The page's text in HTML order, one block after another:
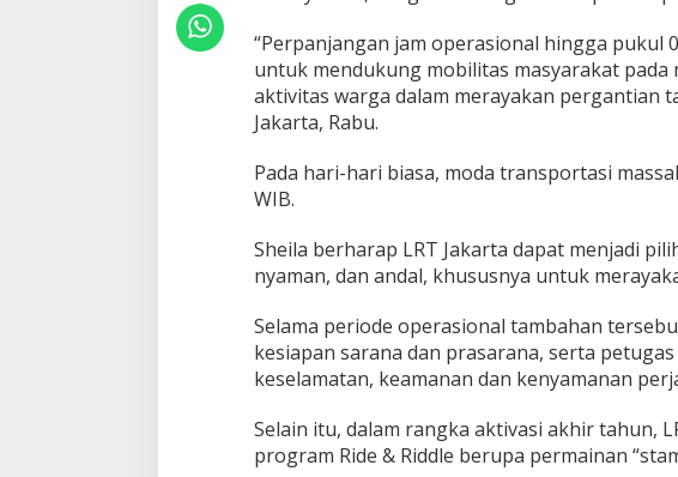
a
r
t
a
o
r
a
s
s
a
m
a
i
p
“Perpanjangan jam operasional hingga pukul
untuk mendukung mobilitas masyarakat
aktivitas warga dalam merayakan pergantian
Jakarta, Rabu.
Pada hari-hari biasa, moda transportasi
WIB.
Sheila berharap LRT Jakarta dapat menjadi
nyaman, dan andal, khususnya untuk
Selama periode operasional tambahan
kesiapan sarana dan prasarana, serta
keselamatan, keamanan dan kenyamanan
Selain itu, dalam rangka aktivasi akhir tahun,
program Ride & Riddle berupa permainan